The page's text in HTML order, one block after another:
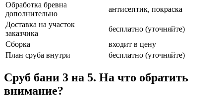
Обработка бревна
дополнительно
антисептик, покраска
Доставка на участок
заказчика
бесплатно (уточняйте)
Сборка
входит в цену
План сруба внутри
бесплатно (уточняйте)
Сруб бани 3 на 5. На что обратить
внимание?